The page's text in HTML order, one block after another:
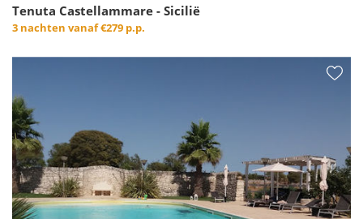
Tenuta Castellammare - Sicilië
3 nachten vanaf€279 p.p.